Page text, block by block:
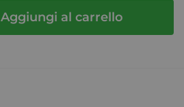
Aggiungi al carrello